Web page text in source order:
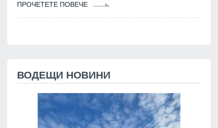
ПРОЧЕТЕТЕ ПОВЕЧЕ
ВОДЕЩИ НОВИНИ